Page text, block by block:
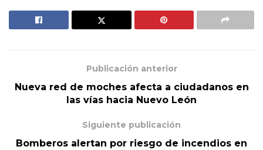
Publicación anterior
Nueva red de moches afecta a ciudadanos en
las vías hacia Nuevo León
Siguiente publicación
Bomberos alertan por riesgo de incendios en